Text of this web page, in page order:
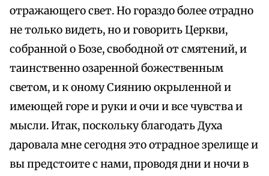
отражающего свет. Но гораздо более отрадно
не только видеть, но и говорить Церкви,
собранной о Бозе, свободной от смятений, и
таинственно озаренной божественным
светом, и к оному Сиянию окрыленной и
имеющей горе и руки и очи и все чувства и
мысли. Итак, поскольку благодать Духа
даровала мне сегодня это отрадное зрелище и
вы предстоите с нами, проводя дни и ночи в